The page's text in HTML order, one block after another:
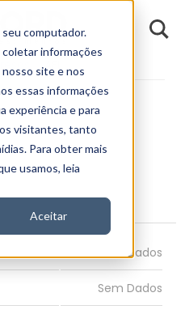
computador.
coletar informações
site e nos
essas informações
experiência e para
visitantes, tanto
Para obter mais
usamos, leia
Aceitar
AFL